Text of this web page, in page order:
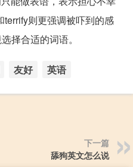
则更强调被吓到的感
择合适的词语。
友好 英语
下一篇
舔狗英文怎么说